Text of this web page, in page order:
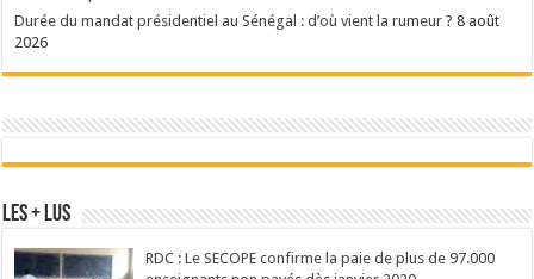
Durée du mandat présidentiel au Sénégal : d’où vient la rumeur ? 8 août
2026
Les + Lus
RDC : Le SECOPE confirme la paie de plus de 97.000